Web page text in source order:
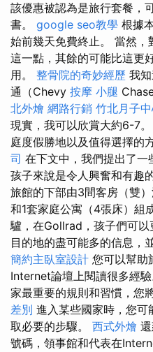
該優惠被認為是旅行套餐，
書。 google seo教學 根據
始前幾天免費終止。 當然，
這一點，其餘的可能比這更
用。 整骨院的奇妙經歷 我
通（Chevy 按摩 小腿
北外燴 網路行銷 竹北月子
現實，我可以欣賞大約6-7
庭度假勝地以及值得選擇的
司 在下文中，我們提出了
孩子來說是令人興奮和有趣
旅館的下部由3間客房（雙
和1套家庭公寓（4張床）組
驢，在Gollrad，孩子們可以
目的地的盡可能多的信息，
簡約主臥室設計 您可以幫助
Internet論壇上閱讀很多經驗
家最重要的規則和習慣，您
差別 進入某些國家時，您可
取必要的步驟。 西式外燴
號碼，領事館和代表在